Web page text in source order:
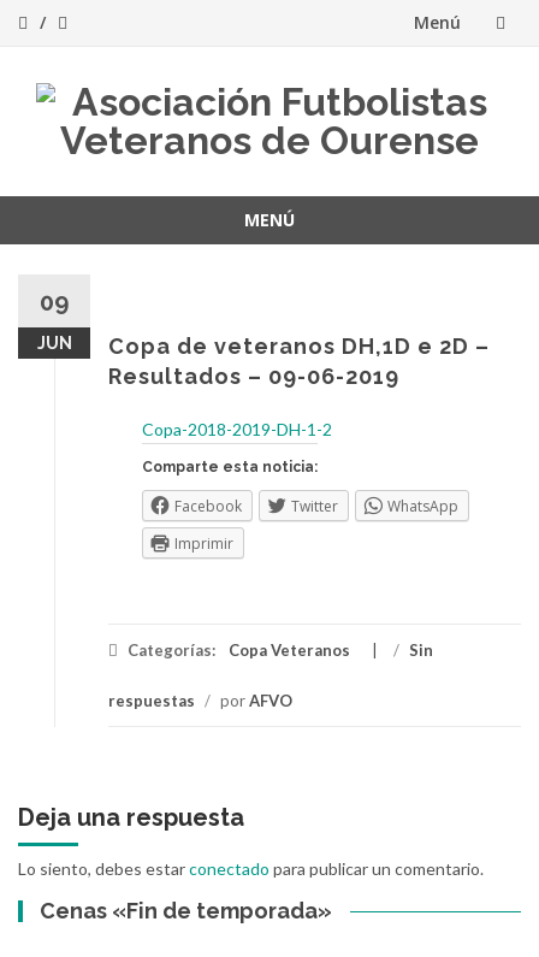
Menú
contenido
MENÚ
contenido
09
JUN
Copa de veteranos DH,1D e 2D –
Resultados – 09-06-2019
Copa-2018-2019-DH-1-2
Comparte esta noticia:
Facebook Twitter
WhatsApp
Imprimir
Categorías: Copa Veteranos / Sin
respuestas / porAFVO
Deja una respuesta
Lo siento, debes estarconectado para publicar un comentario.
Cenas «Fin de temporada»